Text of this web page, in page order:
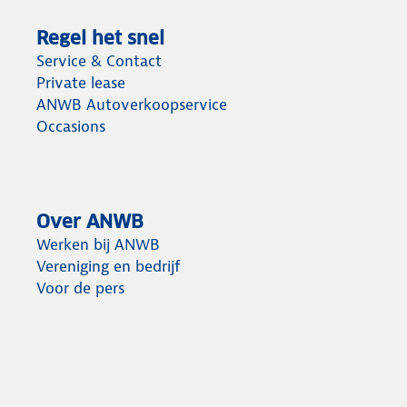
Regel het snel
Service & Contact
Private lease
ANWB Autoverkoopservice
Occasions
Over ANWB
Werken bij ANWB
Vereniging en bedrijf
Voor de pers